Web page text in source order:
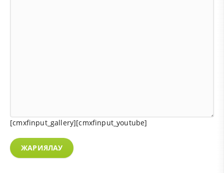
[cmxfinput_gallery][cmxfinput_youtube]
ЖАРИЯЛАУ